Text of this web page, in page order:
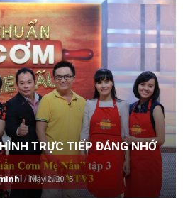
TRỰC TIẾP ĐÁNG NHỚ
- May 2, 2015